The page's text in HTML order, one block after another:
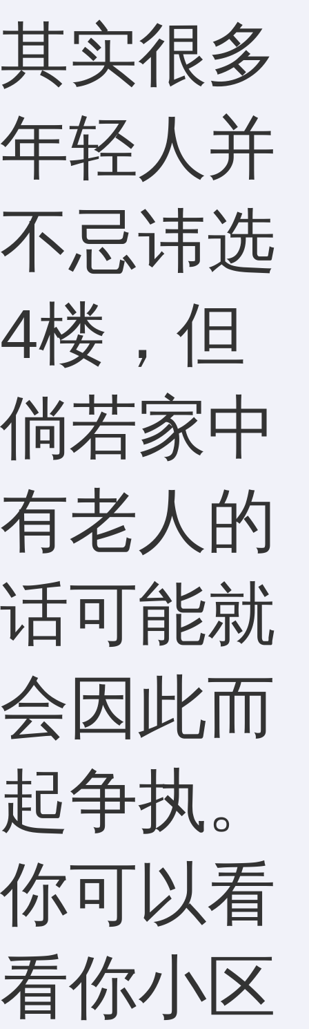
其实很多
年轻人并
不忌讳选
4楼，但
倘若家中
有老人的
话可能就
会因此而
起争执。
你可以看
看你小区